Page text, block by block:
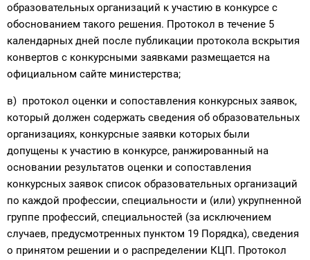
образовательных организаций к участию в конкурсе с
обоснованием такого решения. Протокол в течение 5
календарных дней после публикации протокола вскрытия
конвертов с конкурсными заявка­ми размещается на
официальном сайте министерства;
в) протокол оценки и сопоставления конкурсных заявок,
который должен содержать сведения об образовательных
организациях, конкурсные заявки которых были
допущены к участию в конкурсе, ранжированный на
основании результатов оценки и сопоставления
конкурсных заявок список образовательных организаций
по каждой профессии, специальности и (или) укрупненной
группе профессий, специальностей (за исключением
случаев, предусмотренных пунк­том 19 Порядка), сведения
о принятом решении и о распределении КЦП. Про­токол